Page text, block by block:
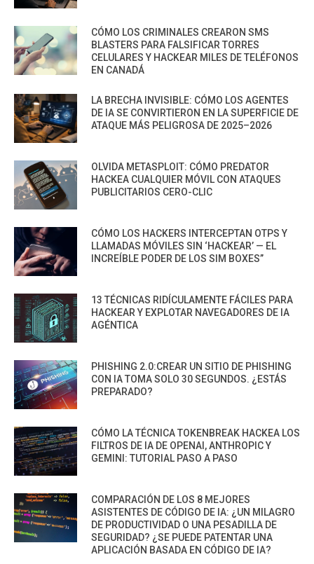
CÓMO LOS CRIMINALES CREARON SMS
BLASTERS PARA FALSIFICAR TORRES
CELULARES Y HACKEAR MILES DE TELÉFONOS
EN CANADÁ
LA BRECHA INVISIBLE: CÓMO LOS AGENTES
DE IA SE CONVIRTIERON EN LA SUPERFICIE DE
ATAQUE MÁS PELIGROSA DE 2025–2026
OLVIDA METASPLOIT: CÓMO PREDATOR
HACKEA CUALQUIER MÓVIL CON ATAQUES
PUBLICITARIOS CERO-CLIC
CÓMO LOS HACKERS INTERCEPTAN OTPS Y
LLAMADAS MÓVILES SIN ‘HACKEAR’ — EL
INCREÍBLE PODER DE LOS SIM BOXES”
13 TÉCNICAS RIDÍCULAMENTE FÁCILES PARA
HACKEAR Y EXPLOTAR NAVEGADORES DE IA
AGÉNTICA
PHISHING 2.0:CREAR UN SITIO DE PHISHING
CON IA TOMA SOLO 30 SEGUNDOS. ¿ESTÁS
PREPARADO?
CÓMO LA TÉCNICA TOKENBREAK HACKEA LOS
FILTROS DE IA DE OPENAI, ANTHROPIC Y
GEMINI: TUTORIAL PASO A PASO
COMPARACIÓN DE LOS 8 MEJORES
ASISTENTES DE CÓDIGO DE IA: ¿UN MILAGRO
DE PRODUCTIVIDAD O UNA PESADILLA DE
SEGURIDAD? ¿SE PUEDE PATENTAR UNA
APLICACIÓN BASADA EN CÓDIGO DE IA?